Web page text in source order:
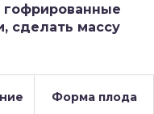
гофрированные
сделать массу
Форма плода